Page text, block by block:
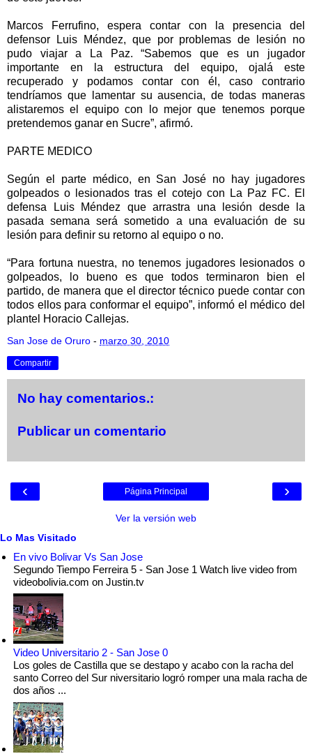
Marcos Ferrufino, espera contar con la presencia del
defensor Luis Méndez, que por problemas de lesión no
pudo viajar a La Paz. “Sabemos que es un jugador
importante en la estructura del equipo, ojalá este
recuperado y podamos contar con él, caso contrario
tendríamos que lamentar su ausencia, de todas maneras
alistaremos el equipo con lo mejor que tenemos porque
pretendemos ganar en Sucre”, afirmó.
PARTE MEDICO
Según el parte médico, en San José no hay jugadores
golpeados o lesionados tras el cotejo con La Paz FC. El
defensa Luis Méndez que arrastra una lesión desde la
pasada semana será sometido a una evaluación de su
lesión para definir su retorno al equipo o no.
“Para fortuna nuestra, no tenemos jugadores lesionados o
golpeados, lo bueno es que todos terminaron bien el
partido, de manera que el director técnico puede contar con
todos ellos para conformar el equipo”, informó el médico del
plantel Horacio Callejas.
San Jose de Oruro - marzo 30, 2010
Compartir
No hay comentarios.:
Publicar un comentario
‹ ›
Página Principal
Ver la versión web
Lo Mas Visitado
En vivo Bolivar Vs San Jose
Segundo Tiempo Ferreira 5 - San Jose 1 Watch live video from
videobolivia.com on Justin.tv
Video Universitario 2 - San Jose 0
Los goles de Castilla que se destapo y acabo con la racha del
santo Correo del Sur niversitario logró romper una mala racha de
dos años ...